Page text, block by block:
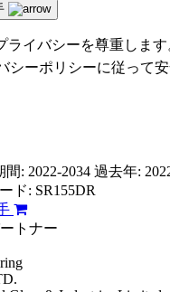
ライバシーを尊重しま
シーポリシーに従って
間: 2022-2034 過去年:
ド: SR155DR
トナー